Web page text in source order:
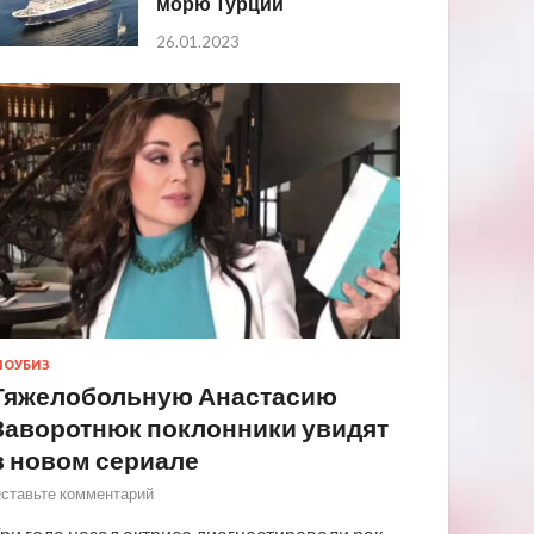
26.01.2023
Анастасию
поклонники увидят
новом сериале
комментарий